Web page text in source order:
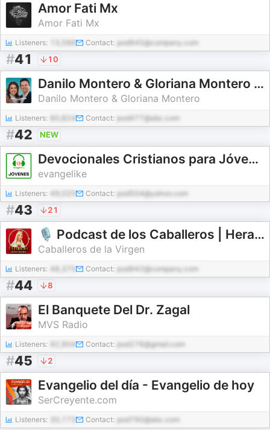
Amor Fati Mx
Amor Fati Mx
Listeners: Contact: pod945@company.com
#41 10
Danilo Montero & Gloriana Montero - Sígueme Internacional | Predicaciones Cristianas
Danilo Montero & Gloriana Montero
Listeners: Contact: pod477@abc.com
#42 NEW
Devocionales Cristianos para Jóvenes
evangelike
Listeners: 49,020 Contact: pod504@yahoo.com
#43 21
🎙️ Podcast de los Caballeros | Heraldos del Evangelio - Caballeros de la Virgen
Caballeros de la Virgen
Listeners: 48,375 Contact: pod942@company.com
#44 8
El Banquete Del Dr. Zagal
MVS Radio
Listeners: 92,904 Contact: pod276@gmail.com
#45 2
Evangelio del día - Evangelio de hoy
SerCreyente.com
Listeners: Contact: pod790@abc.com